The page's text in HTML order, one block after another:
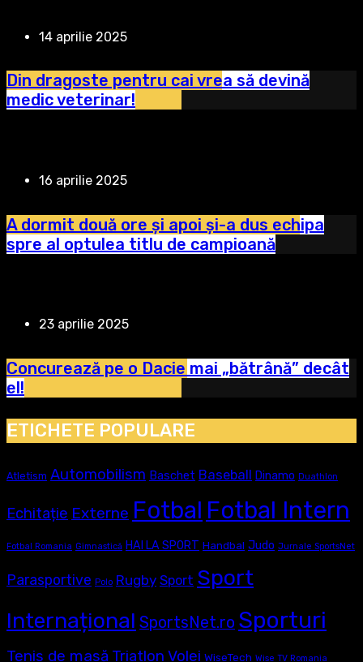
14 aprilie 2025
Din dragoste pentru cai vrea să devină
medic veterinar!
16 aprilie 2025
A dormit două ore și apoi și-a dus echipa
spre al optulea titlu de campioană
23 aprilie 2025
Concurează pe o Dacie mai „bătrână” decât
el!
ETICHETE POPULARE
Atletism Automobilism Baschet Baseball Dinamo Duathlon
Echitație Externe Fotbal Fotbal Intern
Fotbal Romania Gimnastică HAI LA SPORT Handbal Judo Jurnale SportsNet
Parasportive Polo Rugby Sport Sport
Internațional SportsNet.ro Sporturi
Tenis de masă Triatlon Volei WiseTech Wise TV Romania